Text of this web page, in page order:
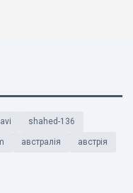
shahed-136
австралія австрія